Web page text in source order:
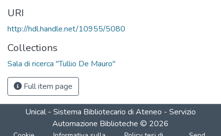
URI
http://hdl.handle.net/10955/5080
Collections
Sala di ricerca "Tullio De Mauro"
Full item page
Unical - Sistema Bibliotecario di Ateneo - Servizio
Automazione Biblioteche © 2026